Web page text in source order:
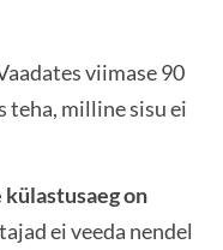
viimase 90
teha, milline sisu ei
on
ei veeda nendel